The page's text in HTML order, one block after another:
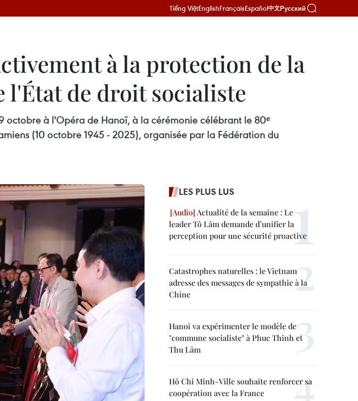
Tiếng ViệtEnglishFrançaisEspañol中文Русский
à la protection de la
l'État de droit socialiste
à l'Opéra de Hanoï, à la cérémonie célébrant le 80ᵉ
(10 octobre 1945 - 2025), organisée par la Fédération du
LES PLUS LUS
Actualité de la semaine : Le
leader Tô Lâm demande d’unifier la
perception pour une sécurité proactive
Catastrophes naturelles : le Vietnam
adresse des messages de sympathie à la
Chine
Hanoi va expérimenter le modèle de
"commune socialiste" à Phuc Thinh et
Thu Lâm
Hô Chi Minh-Ville souhaite renforcer sa
coopération avec la France